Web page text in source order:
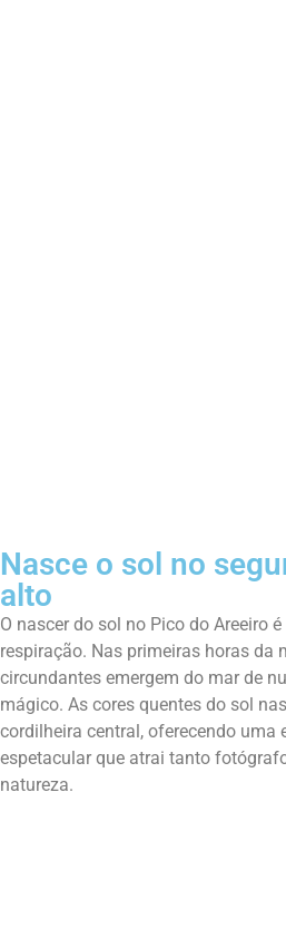
Nasce o sol no
alto
O nascer do sol no Pico do Areeiro
respiração. Nas primeiras horas da
circundantes emergem do mar de
mágico. As cores quentes do sol
cordilheira central, oferecendo uma
espetacular que atrai tanto
natureza.